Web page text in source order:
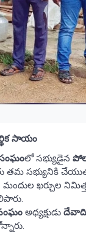
సాయం
లో సభ్యుడైన
తమ సభ్యునికి
మందుల ఖర్చుల
అధ్యక్షుడు దేవాది